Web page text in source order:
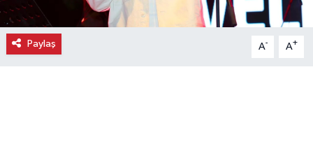
Paylaş A- A+
Keşfet
Kültür & Sanat